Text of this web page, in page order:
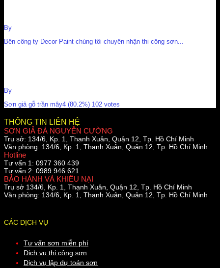
By
Bên công ty Decor Paint chúng tôi chuyên nhận thi công sơn...
By
Sơn giả gỗ trần mây4 (80.2%) 102 votes
THÔNG TIN LIÊN HỆ
SƠN GIẢ ĐÁ NGUYỄN CƯỜNG
Trụ sở: 134/6, Kp. 1, Thạnh Xuân, Quận 12, Tp. Hồ Chí Minh
Văn phòng: 134/6, Kp. 1, Thạnh Xuân, Quận 12, Tp. Hồ Chí Minh
Hotline
Tư vấn 1: 0977 360 439
Tư vấn 2: 0989 946 621
BẢO HÀNH VÀ KHIẾU NẠI
Trụ sở 134/6, Kp. 1, Thạnh Xuân, Quận 12, Tp. Hồ Chí Minh
Văn phòng: 134/6, Kp. 1, Thạnh Xuân, Quận 12, Tp. Hồ Chí Minh
CÁC DỊCH VỤ
Tư vấn sơn miễn phí
Dịch vụ thi công sơn
Dịch vụ lập dự toán sơn